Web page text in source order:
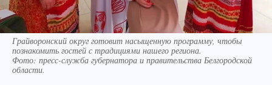
Грайворонский округ готовит насыщенную программу, чтобы
познакомить гостей с традициями нашего региона.
Фото: пресс-служба губернатора и правительства Белгородской
области.